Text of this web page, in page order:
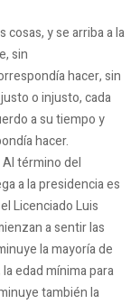
cosas, y se arriba a la
sin
hacer, sin
o injusto, cada
a su tiempo y
hacer.
término del
a la presidencia es
Licenciado Luis
a sentir las
la mayoría de
edad mínima para
también la